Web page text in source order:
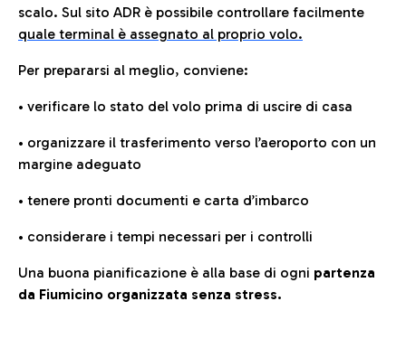
scalo. Sul sito ADR è possibile controllare facilmente
quale terminal è assegnato al proprio volo.
Per prepararsi al meglio, conviene:
• verificare lo stato del volo prima di uscire di casa
• organizzare il trasferimento verso l’aeroporto con un
margine adeguato
• tenere pronti documenti e carta d’imbarco
• considerare i tempi necessari per i controlli
Una buona pianificazione è alla base di ogni partenza
da Fiumicino organizzata senza stress.